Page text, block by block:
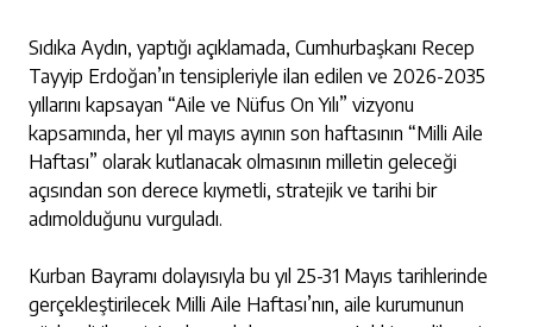
Sıdıka Aydın, yaptığı açıklamada, Cumhurbaşkanı Recep
Tayyip Erdoğan’ın tensipleriyle ilan edilen ve 2026-2035
yıllarını kapsayan “Aile ve Nüfus On Yılı” vizyonu
kapsamında, her yıl mayıs ayının son haftasının “Milli Aile
Haftası” olarak kutlanacak olmasının milletin geleceği
açısından son derece kıymetli, stratejik ve tarihi bir
adımolduğunu vurguladı.
Kurban Bayramı dolayısıyla bu yıl 25-31 Mayıs tarihlerinde
gerçekleştirilecek Milli Aile Haftası’nın, aile kurumunun